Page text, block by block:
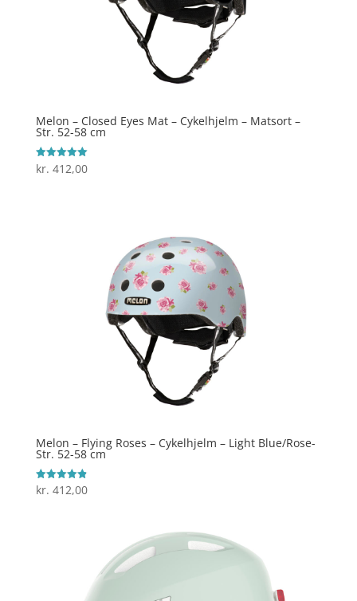
Melon – Closed Eyes Mat – Cykelhjelm – Matsort –
Str. 52-58 cm
Vurderet
5
kr. 412,00
Melon – Flying Roses – Cykelhjelm – Light Blue/Rose-
Str. 52-58 cm
Vurderet
4.9
kr. 412,00